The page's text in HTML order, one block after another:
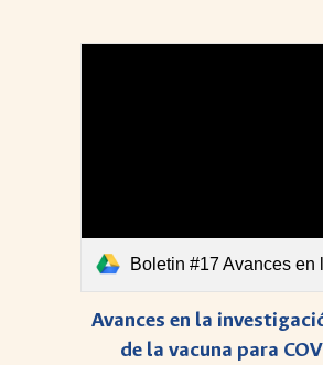
Boletin #17 Avances en la investigación clínica de la vacuna
Avances en la
de la vacuna para